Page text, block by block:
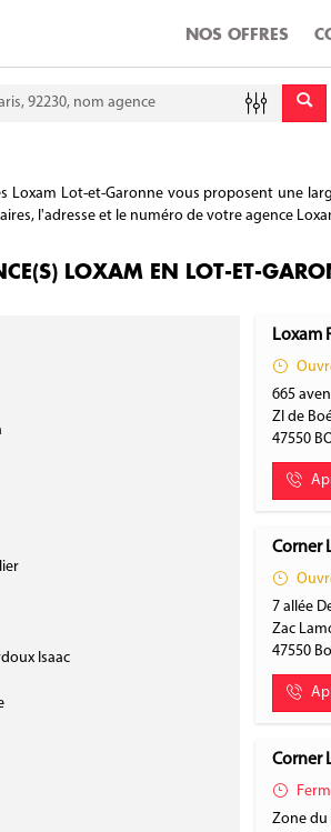
NOS OFFRES
Latitude
Loxam Lot-et-Garonne vous proposent une
l'adresse et le numéro de votre agence
LOXAM EN LOT-ET-
Isaac
Loxam
665
ZI de
47550
Corner
7 allée
Zac
47550
Corner
Zone du